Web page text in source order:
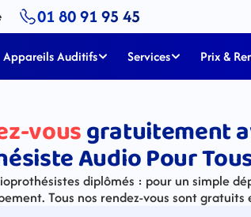
01 80 91 95 45
Appareils Auditifs Services Prix &
vousgratuitement
Audio Pour
diplômés : pour un simple
Tous nos rendez-vous sont gratuits